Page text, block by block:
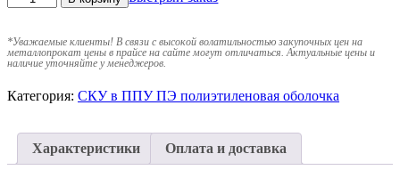
*Уважаемые клиенты! В связи с высокой волатильностью закупочных цен на
металлопрокат цены в прайсе на сайте могут отличаться. Актуальные цены и
наличие уточняйте у менеджеров.
Категория: СКУ в ППУ ПЭ полиэтиленовая оболочка
Характеристики Оплата и доставка